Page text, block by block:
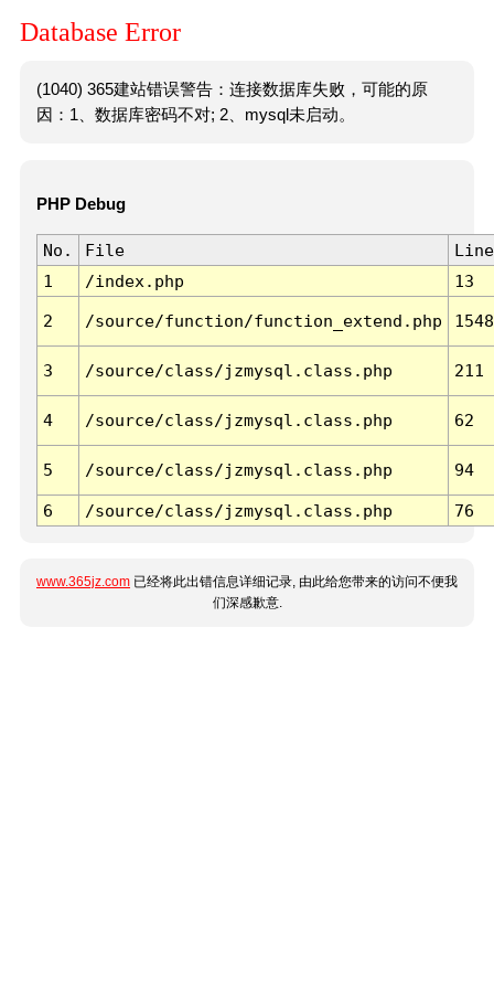
Database Error
(1040) 365建站错误警告：连接数据库失败，可能的原
因：1、数据库密码不对; 2、mysql未启动。
PHP Debug
No. File
Line
1
/index.php 13
2 /source/function/function_extend.php 1548
3 /source/class/jzmysql.class.php 211
4 /source/class/jzmysql.class.php 62
5 /source/class/jzmysql.class.php 94
6 /source/class/jzmysql.class.php 76
www.365jz.com 已经将此出错信息详细记录, 由此给您带来的访问不便我
们深感歉意.